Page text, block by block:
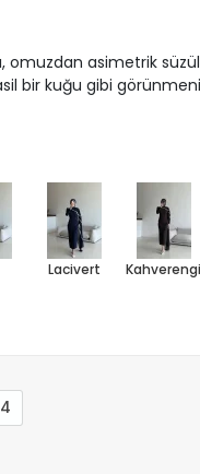
omuzdan asimetrik
bir kuğu gibi
Lacivert Kahverengi